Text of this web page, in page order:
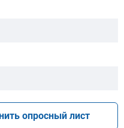
опросный лист